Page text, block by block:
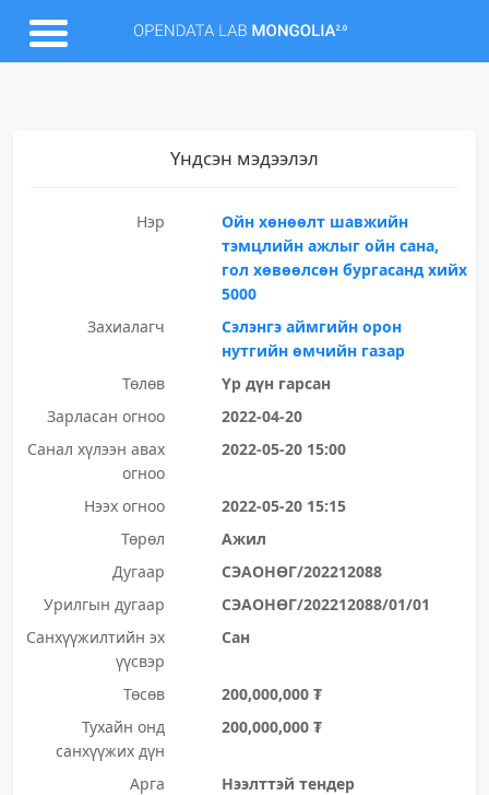
Үндсэн мэдээлэл
Нэр
Ойн хөнөөлт шавжийн
тэмцлийн ажлыг ойн сана,
гол хөвөөлсөн бургасанд хийх
5000
Захиалагч
Сэлэнгэ аймгийн орон
нутгийн өмчийн газар
Төлөв
Үр дүн гарсан
Зарласан огноо
2022-04-20
Санал хүлээн авах
огноо
2022-05-20 15:00
Нээх огноо
2022-05-20 15:15
Төрөл
Ажил
Дугаар
СЭАОНӨГ/202212088
Урилгын дугаар
СЭАОНӨГ/202212088/01/01
Санхүүжилтийн эх
үүсвэр
Сан
Төсөв
200,000,000 ₮
Тухайн онд
санхүүжих дүн
200,000,000 ₮
Арга
Нээлттэй тендер